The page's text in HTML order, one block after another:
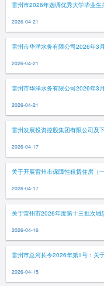
雷州市2026年选调优秀大学毕业生
2026-04-21
雷州市华洋水务有限公司2026年3
2026-04-21
雷州市华洋水务有限公司2026年3
2026-04-21
雷州发展投资控股集团有限公司及
2026-04-17
关于开展雷州市保障性租赁住房（
2026-04-17
关于雷州市2026年度第十三批次
2026-04-16
雷州市总河长令2026年第1号：关
2026-04-15